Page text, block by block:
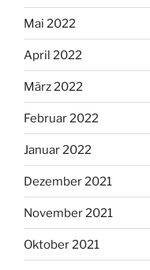
Mai 2022
April 2022
März 2022
Februar 2022
Januar 2022
Dezember 2021
November 2021
Oktober 2021